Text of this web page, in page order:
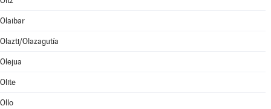
Olaibar
Olazti/Olazagutía
Olejua
Olite
Ollo